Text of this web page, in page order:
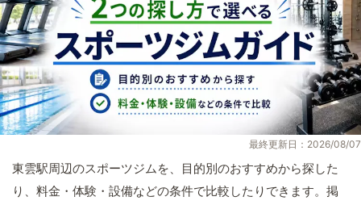
最終更新日：2026/08/07
東雲駅周辺のスポーツジムを、目的別のおすすめから探した
り、料金・体験・設備などの条件で比較したりできます。掲